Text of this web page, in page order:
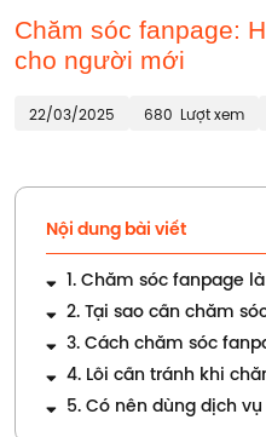
Chăm sóc fanpage:
cho người mới
22/03/2025 680 Lượt xem
Nội dung bài viết
1. Chăm sóc fanpage
2. Tại sao cần chăm
3. Cách chăm sóc
4. Lỗi cần tránh khi
5. Có nên dùng dịch